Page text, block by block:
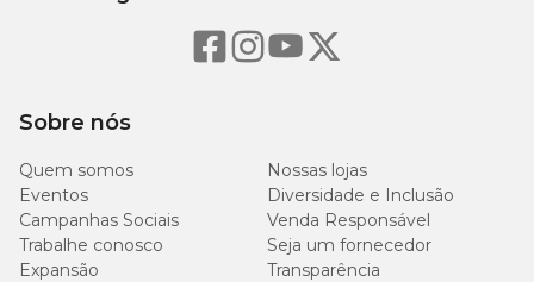
Sobre nós
Quem somos
Nossas lojas
Eventos
Diversidade e Inclusão
Campanhas Sociais
Venda Responsável
Trabalhe conosco
Seja um fornecedor
Expansão
Transparência